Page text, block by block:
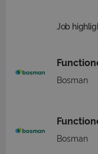
Job
Bosman
Bosman